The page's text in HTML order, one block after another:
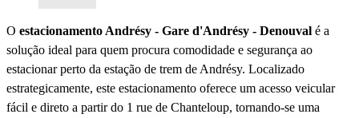
O estacionamento Andrésy - Gare d'Andrésy - Denouval é a
solução ideal para quem procura comodidade e segurança ao
estacionar perto da estação de trem de Andrésy. Localizado
estrategicamente, este estacionamento oferece um acesso veicular
fácil e direto a partir do 1 rue de Chanteloup, tornando-se uma